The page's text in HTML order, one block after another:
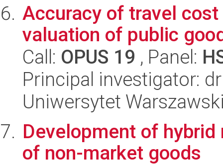
Accuracy of travel
valuation of public
Call: OPUS 19 , Panel:
Principal investigator:
Uniwersytet
Development of
of non-market goods